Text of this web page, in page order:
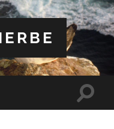
Toggle